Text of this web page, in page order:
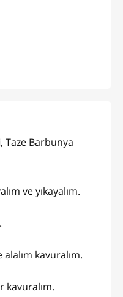
Taze Barbunya
ve yıkayalım.
alalım kavuralım.
kavuralım.